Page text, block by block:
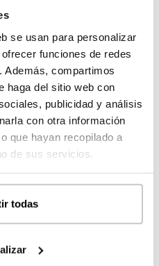
se usan para personalizar
funciones de redes
Además, compartimos
haga del sitio web con
publicidad y análisis
con otra información
que hayan recopilado a
de sus servicios.
todas
43,79 m2
38,80 m 2
341,11 m2
245,65 m2
51,67 m2
2
m